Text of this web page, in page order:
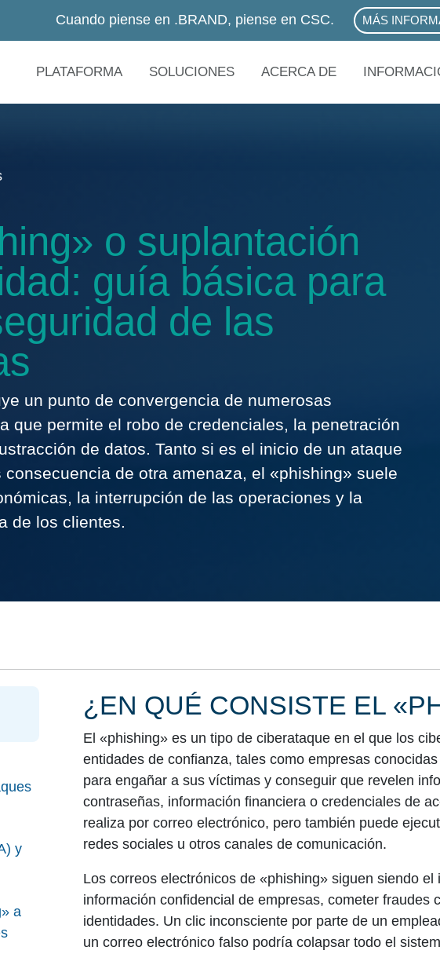
Cuando piense en .BRAND, piense en CSC. MÁS
ABOUT
PLATAFORMA SOLUCIONES ACERCA DE
o suplantación
guía básica para
de las
un punto de convergencia de numerosas
que permite el robo de credenciales, la penetración
de datos. Tanto si es el inicio de un ataque
de otra amenaza, el «phishing» suele
la interrupción de las operaciones y la
de los clientes.
y
a
¿EN QUÉ CONSISTE EL
El «phishing»es un tipo de ciberataque en el que los
entidades de confianza, tales como empresas
para engañar a sus víctimas y conseguir que revelen
contraseñas, información financiera o credenciales de
realiza por correo electrónico, pero también puede
redes sociales u otros canales de comunicación.
Los correos electrónicos de «phishing» siguen siendo
información confidencial de empresas, cometer fraudes
identidades. Un clic inconsciente por parte de un
un correo electrónico falso podría colapsar todo el